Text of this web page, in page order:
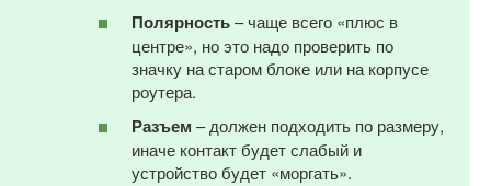
Полярность– чаще всего «плюс в
центре», но это надо проверить по
значку на старом блоке или на корпусе
роутера.
Разъем – должен подходить по размеру,
иначе контакт будет слабый и
устройство будет «моргать».